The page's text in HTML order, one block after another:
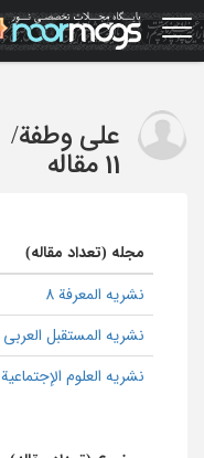
Skip
to
main
علی وطفة/
11 مقاله
مجله (تعداد مقاله)
نشریه المعرفة 8
نشریه المستقبل العربی 2
نشریه العلوم الإجتماعیة 1